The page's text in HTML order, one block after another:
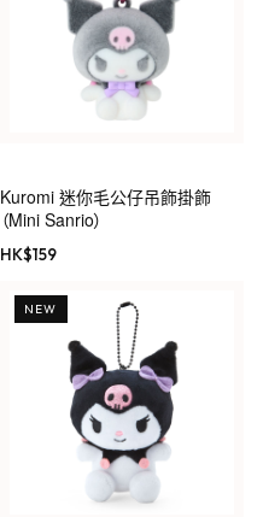
Kuromi 迷你毛公仔吊飾掛飾
（Mini Sanrio）
HK$159
NEW